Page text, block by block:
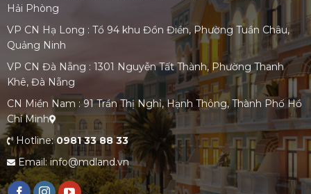
Hải Phòng
VP CN Hạ Long : Tổ 94 khu Đồn Điền, Phường Tuần Châu,
Quảng Ninh
VP CN Đà Nẵng : 1301 Nguyễn Tất Thành, Phường Thanh
Khê, Đà Nẵng
CN Miền Nam : 91 Trần Thị Nghỉ, Hạnh Thông, Thành Phố Hồ
Chí Minh
Hotline:0981 33 88 33
Email: info@mdland.vn